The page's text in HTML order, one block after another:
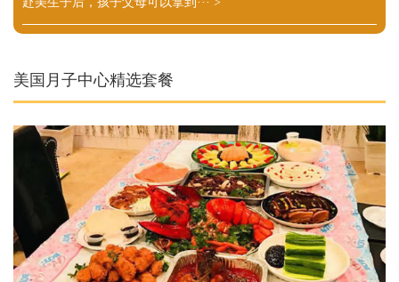
美国月子中心精选套餐